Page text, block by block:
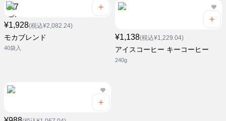
¥1,928(税込¥2,082.24)
モカブレンド
40袋入
¥1,138(税込¥1,229.04)
アイスコーヒー キーコーヒー
240g